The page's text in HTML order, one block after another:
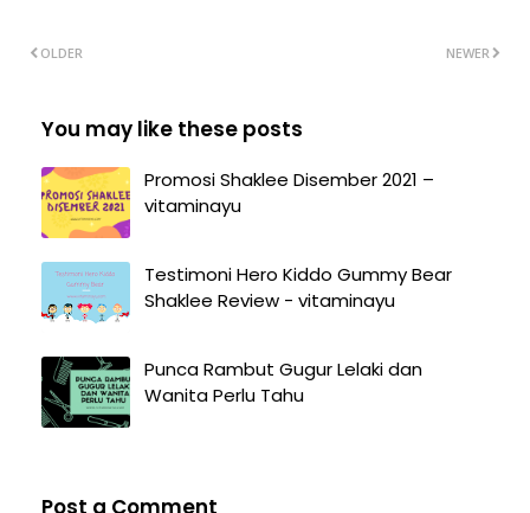
NEWER
OLDER
You may like these posts
Promosi Shaklee Disember 2021 –
vitaminayu
Testimoni Hero Kiddo Gummy Bear
Shaklee Review - vitaminayu
Punca Rambut Gugur Lelaki dan
Wanita Perlu Tahu